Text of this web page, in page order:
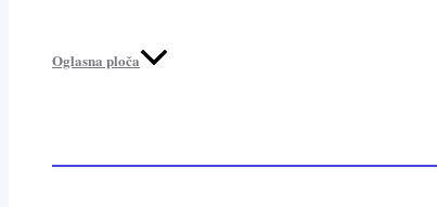
Oglasna ploča